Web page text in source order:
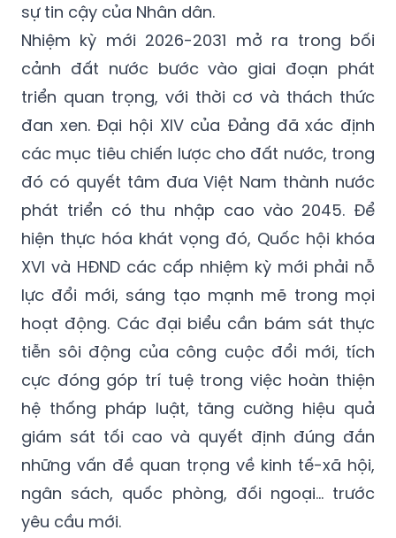
sự tin cậy của Nhân dân.
Nhiệm kỳ mới 2026-2031 mở ra trong bối
cảnh đất nước bước vào giai đoạn phát
triển quan trọng, với thời cơ và thách thức
đan xen. Đại hội XIV của Đảng đã xác định
các mục tiêu chiến lược cho đất nước, trong
đó có quyết tâm đưa Việt Nam thành nước
phát triển có thu nhập cao vào 2045. Để
hiện thực hóa khát vọng đó, Quốc hội khóa
XVI và HĐND các cấp nhiệm kỳ mới phải nỗ
lực đổi mới, sáng tạo mạnh mẽ trong mọi
hoạt động. Các đại biểu cần bám sát thực
tiễn sôi động của công cuộc đổi mới, tích
cực đóng góp trí tuệ trong việc hoàn thiện
hệ thống pháp luật, tăng cường hiệu quả
giám sát tối cao và quyết định đúng đắn
những vấn đề quan trọng về kinh tế-xã hội,
ngân sách, quốc phòng, đối ngoại… trước
yêu cầu mới.